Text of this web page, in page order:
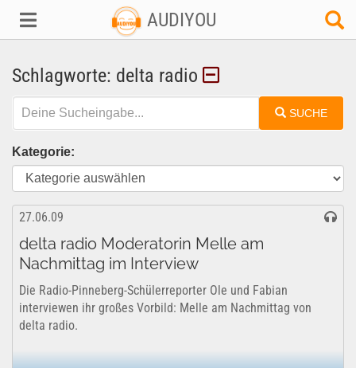
AUDIYOU
Schlagworte: delta radio
SUCHE
Kategorie:
27.06.09
delta radio Moderatorin Melle am
Nachmittag im Interview
Die Radio-Pinneberg-Schülerreporter Ole und Fabian
interviewen ihr großes Vorbild: Melle am Nachmittag von
delta radio.